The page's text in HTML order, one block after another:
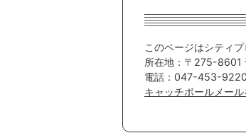
このページはシティ
所在地：〒275-8601
電話：047-453-
キャッチボールメール